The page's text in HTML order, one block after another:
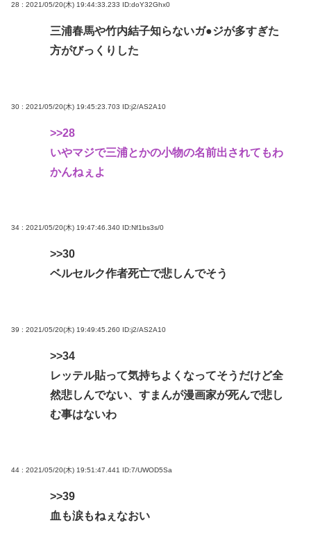
28 : 2021/05/20(木) 19:44:33.233 ID:doY32Ghx0
三浦春馬や竹内結子知らないガ●ジが多すぎた
方がびっくりした
30 : 2021/05/20(木) 19:45:23.703 ID:j2/AS2A10
>>28
いやマジで三浦とかの小物の名前出されてもわ
かんねぇよ
34 : 2021/05/20(木) 19:47:46.340 ID:Nf1bs3s/0
>>30
ベルセルク作者死亡で悲しんでそう
39 : 2021/05/20(木) 19:49:45.260 ID:j2/AS2A10
>>34
レッテル貼って気持ちよくなってそうだけど全
然悲しんでない、すまんが漫画家が死んで悲し
む事はないわ
44 : 2021/05/20(木) 19:51:47.441 ID:7/UWOD5Sa
>>39
血も涙もねぇなおい